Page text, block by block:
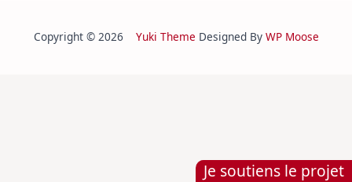
Je soutiens le projet
Copyright © 2026 Yuki Theme Designed By WP Moose